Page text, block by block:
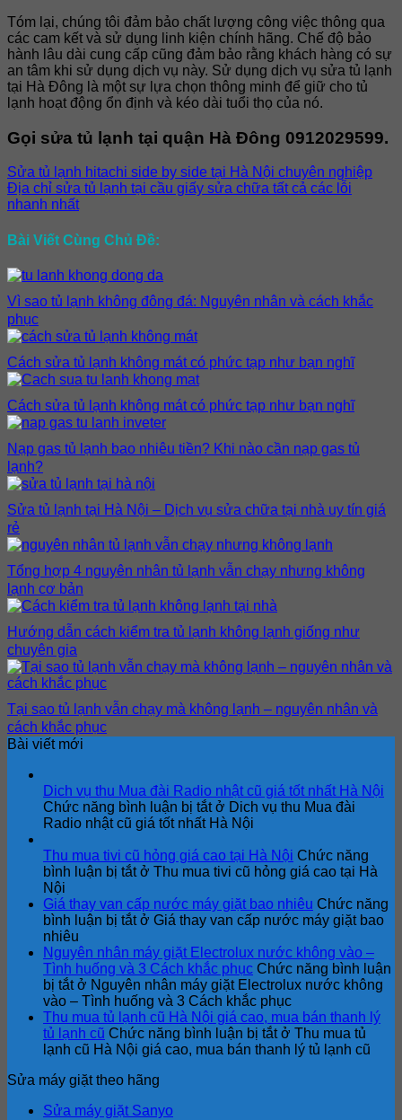
Tóm lại, chúng tôi đảm bảo chất lượng công việc thông qua
các cam kết và sử dụng linh kiện chính hãng. Chế độ bảo
hành lâu dài cung cấp cũng đảm bảo rằng khách hàng có sự
an tâm khi sử dụng dịch vụ này. Sử dụng dịch vụ sửa tủ lạnh
tại Hà Đông là một sự lựa chọn thông minh để giữ cho tủ
lạnh hoạt động ổn định và kéo dài tuổi thọ của nó.
Gọi sửa tủ lạnh tại quận Hà Đông 0912029599.
Sửa tủ lạnh hitachi side by side tại Hà Nội chuyên nghiệp
Địa chỉ sửa tủ lạnh tại cầu giấy sửa chữa tất cả các lỗi
nhanh nhất
Bài Viết Cùng Chủ Đề:
Vì sao tủ lạnh không đông đá: Nguyên nhân và cách khắc
phục
Cách sửa tủ lạnh không mát có phức tạp như bạn nghĩ
Cách sửa tủ lạnh không mát có phức tạp như bạn nghĩ
Nạp gas tủ lạnh bao nhiêu tiền? Khi nào cần nạp gas tủ
lạnh?
Sửa tủ lạnh tại Hà Nội – Dịch vụ sửa chữa tại nhà uy tín giá
rẻ
Tổng hợp 4 nguyên nhân tủ lạnh vẫn chạy nhưng không
lạnh cơ bản
Hướng dẫn cách kiểm tra tủ lạnh không lạnh giống như
chuyên gia
Tại sao tủ lạnh vẫn chạy mà không lạnh – nguyên nhân và
cách khắc phục
Bài viết mới
Dich vụ thu Mua đài Radio nhật cũ giá tốt nhất Hà Nội
Chức năng bình luận bị tắtở Dich vụ thu Mua đài
Radio nhật cũ giá tốt nhất Hà Nội
Thu mua tivi cũ hỏng giá cao tại Hà Nội Chức năng
bình luận bị tắtở Thu mua tivi cũ hỏng giá cao tại Hà
Nội
Giá thay van cấp nước máy giặt bao nhiêu Chức năng
bình luận bị tắtở Giá thay van cấp nước máy giặt bao
nhiêu
Nguyên nhân máy giặt Electrolux nước không vào –
Tình huống và 3 Cách khắc phục Chức năng bình luận
bị tắtở Nguyên nhân máy giặt Electrolux nước không
vào – Tình huống và 3 Cách khắc phục
Thu mua tủ lạnh cũ Hà Nội giá cao, mua bán thanh lý
tủ lạnh cũ Chức năng bình luận bị tắtở Thu mua tủ
lạnh cũ Hà Nội giá cao, mua bán thanh lý tủ lạnh cũ
Sửa máy giặt theo hãng
Sửa máy giặt Sanyo